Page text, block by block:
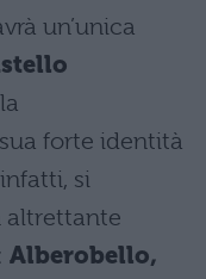
un’unica
forte identità
si
altrettante
Alberobello,